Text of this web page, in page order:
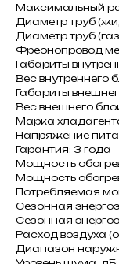
Максимальный
Диаметр труб
Диаметр труб
Фреонопровод
Габариты
Вес внутреннего
Габариты
Вес внешнего
Марка
Напряжение
Гарантия: 3 года
Мощность
Мощность
Потребляемая
Сезонная
Сезонная
Расход воздуха
Диапазон